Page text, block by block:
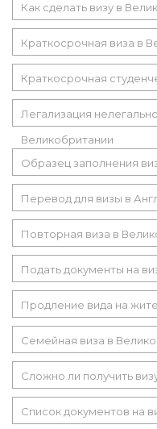
Как сделать визу в
Краткосрочная виза в
Краткосрочная
Легализация
Великобритании
Образец заполнения
Перевод для визы в
Повторная виза в
Подать документы на
Продление вида на
Семейная виза в
Сложно ли получить
Список документов на